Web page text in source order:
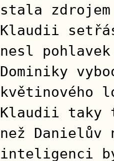
stala zdrojem
Klaudii
nesl
Dominiky
květinového
Klaudii taky
než Danielův
inteligenci